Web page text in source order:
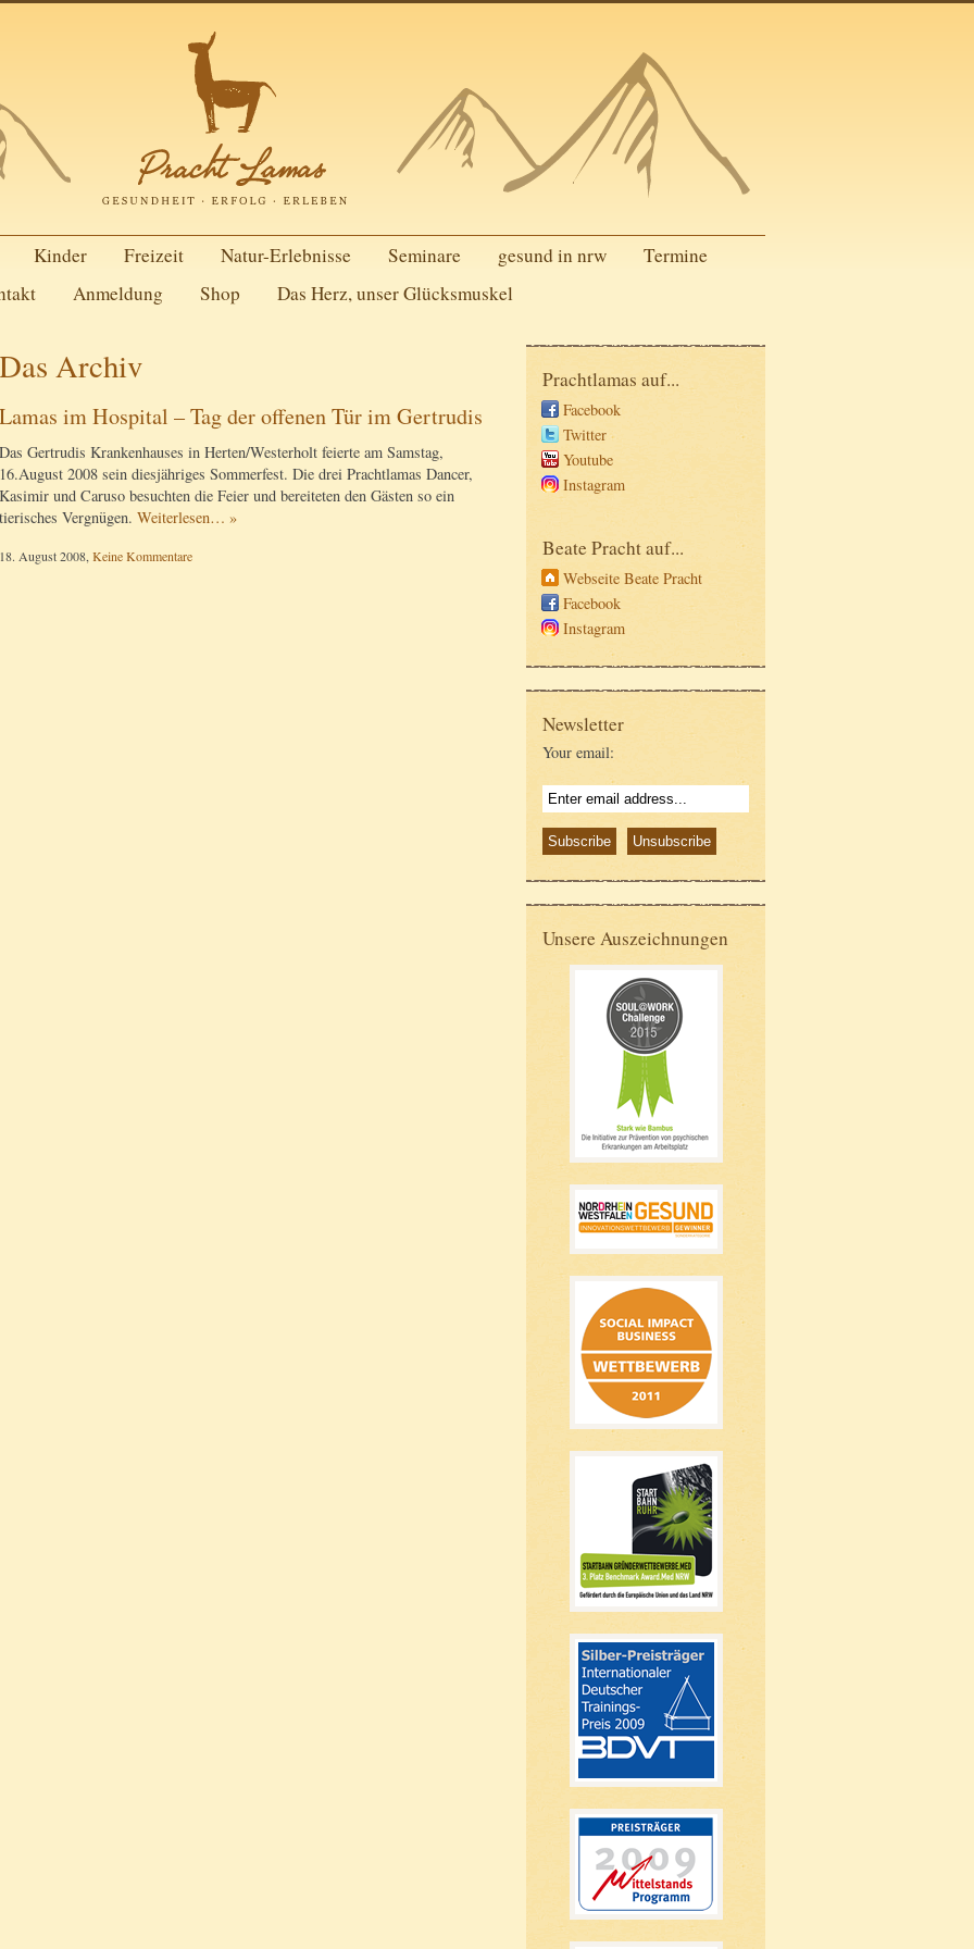
Kinder Freizeit Natur-Erlebnisse Seminare gesund in nrw
Termine
Anmeldung Shop Das Herz, unser Glücksmuskel
Prachtlamas auf...
Facebook
Twitter
Youtube
Instagram
Beate Pracht auf...
Webseite Beate Pracht
Facebook
Instagram
Newsletter
Your email:
Unsere Auszeichnungen
Das Archiv
Lamas im Hospital – Tag der offenen Tür im Gertrudis
Das Gertrudis Krankenhauses in Herten/Westerholt feierte am Samstag,
16.August 2008 sein diesjähriges Sommerfest. Die drei Prachtlamas Dancer,
Kasimir und Caruso besuchten die Feier und bereiteten den Gästen so ein
tierisches Vergnügen. Weiterlesen… »
18. August 2008, Keine Kommentare